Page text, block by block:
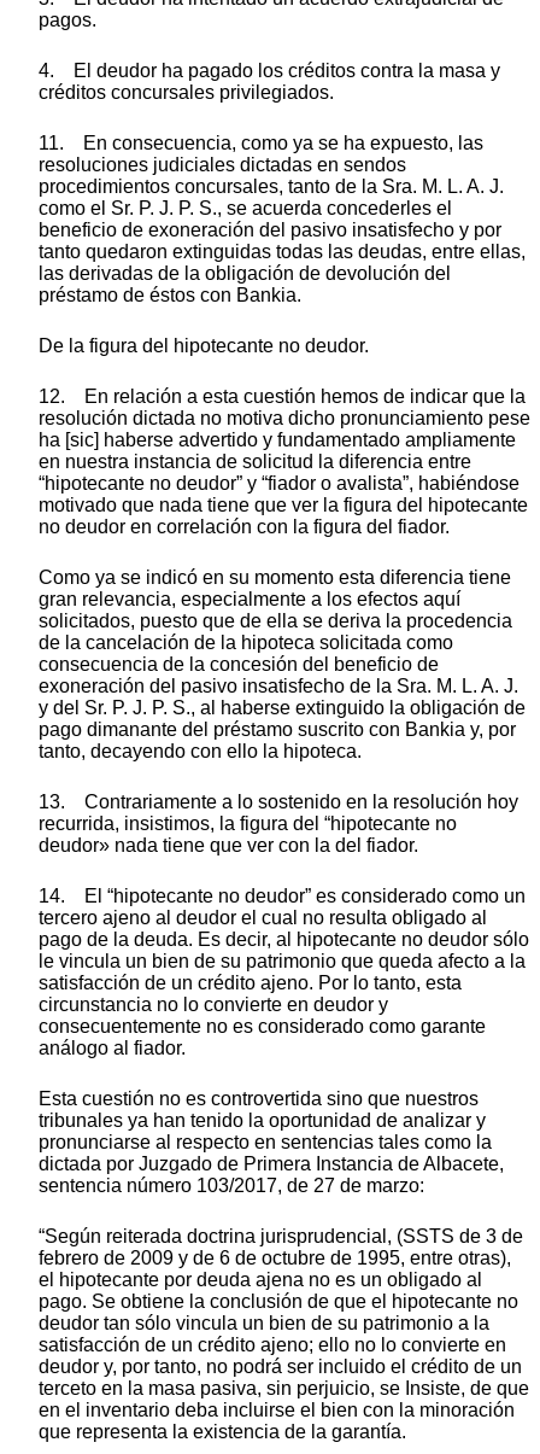
pagos.
4. El deudor ha pagado los créditos contra la masa y
créditos concursales privilegiados.
11. En consecuencia, como ya se ha expuesto, las
resoluciones judiciales dictadas en sendos
procedimientos concursales, tanto de la Sra. M. L. A. J.
como el Sr. P. J. P. S., se acuerda concederles el
beneficio de exoneración del pasivo insatisfecho y por
tanto quedaron extinguidas todas las deudas, entre ellas,
las derivadas de la obligación de devolución del
préstamo de éstos con Bankia.
De la figura del hipotecante no deudor.
12. En relación a esta cuestión hemos de indicar que la
resolución dictada no motiva dicho pronunciamiento pese
ha [sic] haberse advertido y fundamentado ampliamente
en nuestra instancia de solicitud la diferencia entre
“hipotecante no deudor” y “fiador o avalista”, habiéndose
motivado que nada tiene que ver la figura del hipotecante
no deudor en correlación con la figura del fiador.
Como ya se indicó en su momento esta diferencia tiene
gran relevancia, especialmente a los efectos aquí
solicitados, puesto que de ella se deriva la procedencia
de la cancelación de la hipoteca solicitada como
consecuencia de la concesión del beneficio de
exoneración del pasivo insatisfecho de la Sra. M. L. A. J.
y del Sr. P. J. P. S., al haberse extinguido la obligación de
pago dimanante del préstamo suscrito con Bankia y, por
tanto, decayendo con ello la hipoteca.
13. Contrariamente a lo sostenido en la resolución hoy
recurrida, insistimos, la figura del “hipotecante no
deudor» nada tiene que ver con la del fiador.
14. El “hipotecante no deudor” es considerado como un
tercero ajeno al deudor el cual no resulta obligado al
pago de la deuda. Es decir, al hipotecante no deudor sólo
le vincula un bien de su patrimonio que queda afecto a la
satisfacción de un crédito ajeno. Por lo tanto, esta
circunstancia no lo convierte en deudor y
consecuentemente no es considerado como garante
análogo al fiador.
Esta cuestión no es controvertida sino que nuestros
tribunales ya han tenido la oportunidad de analizar y
pronunciarse al respecto en sentencias tales como la
dictada por Juzgado de Primera Instancia de Albacete,
sentencia número 103/2017, de 27 de marzo:
“Según reiterada doctrina jurisprudencial, (SSTS de 3 de
febrero de 2009 y de 6 de octubre de 1995, entre otras),
el hipotecante por deuda ajena no es un obligado al
pago. Se obtiene la conclusión de que el hipotecante no
deudor tan sólo vincula un bien de su patrimonio a la
satisfacción de un crédito ajeno; ello no lo convierte en
deudor y, por tanto, no podrá ser incluido el crédito de un
terceto en la masa pasiva, sin perjuicio, se Insiste, de que
en el inventario deba incluirse el bien con la minoración
que representa la existencia de la garantía.